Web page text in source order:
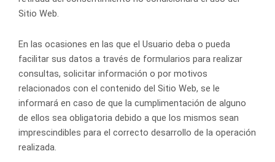
Sitio Web.
En las ocasiones en las que el Usuario deba o pueda
facilitar sus datos a través de formularios para realizar
consultas, solicitar información o por motivos
relacionados con el contenido del Sitio Web, se le
informará en caso de que la cumplimentación de alguno
de ellos sea obligatoria debido a que los mismos sean
imprescindibles para el correcto desarrollo de la operación
realizada.